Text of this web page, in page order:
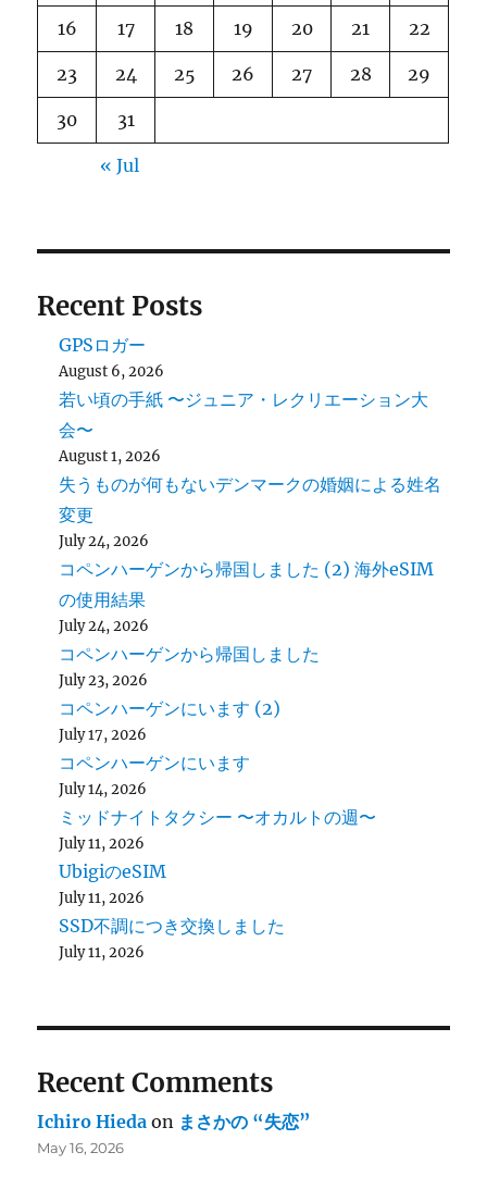
16 17 18 19 20 21 22
23 24 25 26 27 28 29
30 31
« Jul
Recent Posts
GPSロガー
August 6, 2026
若い頃の手紙 〜ジュニア・レクリエーション大
会〜
August 1, 2026
失うものが何もないデンマークの婚姻による姓名
変更
July 24, 2026
コペンハーゲンから帰国しました (2) 海外eSIM
の使用結果
July 24, 2026
コペンハーゲンから帰国しました
July 23, 2026
コペンハーゲンにいます (2)
July 17, 2026
コペンハーゲンにいます
July 14, 2026
ミッドナイトタクシー 〜オカルトの週〜
July 11, 2026
UbigiのeSIM
July 11, 2026
SSD不調につき交換しました
July 11, 2026
Recent Comments
Ichiro Hieda on まさかの “失恋”
May 16, 2026